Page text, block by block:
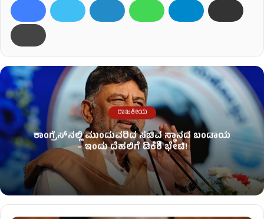
ರಾಜಕೀಯ
ಕಾಂಗ್ರೆಸ್​ನಲ್ಲಿ ಮುಂದುವರಿದ ಸಚಿವ ಸ್ಥಾನದ ಬಂಡಾಯ
– ಇಂದು ದೆಹಲಿಗೆ ಡಿಕೆಶಿ ಭೇಟಿ!